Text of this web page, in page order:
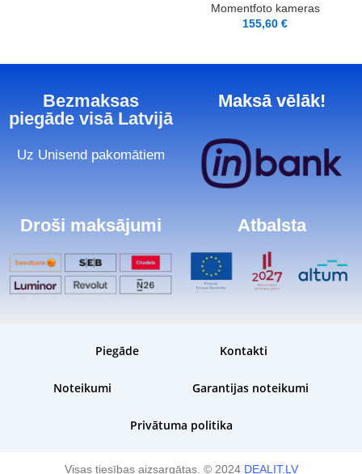
Momentfoto kameras
155,60€
Bezmaksas
piegāde visā Latvijā
Uz Unisend pakomātiem
Maksā vēlāk!
Droši maksājumi Atbalsta
Piegāde Kontakti
Noteikumi Garantijas noteikumi
Privātuma politika
Visas tiesības aizsargātas. © 2024 DEALIT.LV